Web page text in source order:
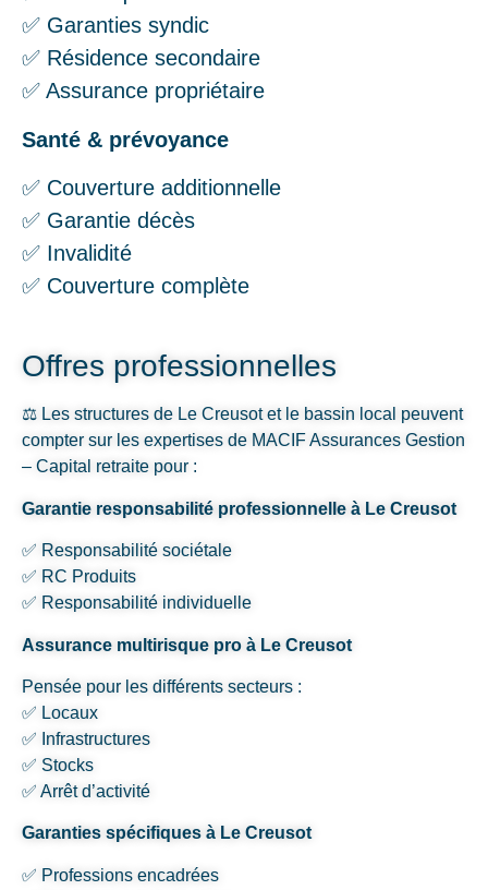
✅ Garanties syndic
✅ Résidence secondaire
✅ Assurance propriétaire
Santé & prévoyance
✅ Couverture additionnelle
✅ Garantie décès
✅ Invalidité
✅ Couverture complète
Offres professionnelles
⚖️ Les structures de Le Creusot et le bassin local peuvent
compter sur les expertises de MACIF Assurances Gestion
– Capital retraite pour :
Garantie responsabilité professionnelle à Le Creusot
✅ Responsabilité sociétale
✅ RC Produits
✅ Responsabilité individuelle
Assurance multirisque pro à Le Creusot
Pensée pour les différents secteurs :
✅ Locaux
✅ Infrastructures
✅ Stocks
✅ Arrêt d’activité
Garanties spécifiques à Le Creusot
✅ Professions encadrées